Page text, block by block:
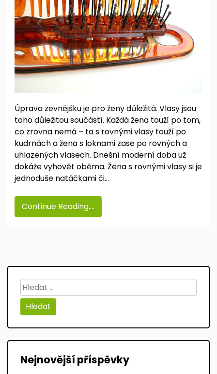
Úprava zevnějšku je pro ženy důležitá. Vlasy jsou
toho důležitou součástí. Každá žena touží po tom,
co zrovna nemá – ta s rovnými vlasy touží po
kudrnách a žena s loknami zase po rovných a
uhlazených vlasech. Dnešní moderní doba už
dokáže vyhovět oběma. Žena s rovnými vlasy si je
jednoduše natáčkami či…
Continue Reading....
Vyhledávání
Nejnovější příspěvky